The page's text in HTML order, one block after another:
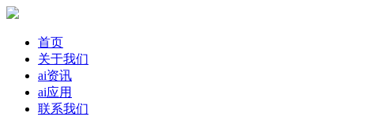
首页
关于我们
ai资讯
ai应用
联系我们